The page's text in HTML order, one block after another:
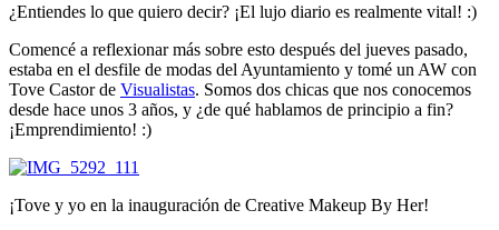
¿Entiendes lo que quiero decir? ¡El lujo diario es realmente vital! :)
Comencé a reflexionar más sobre esto después del jueves pasado,
estaba en el desfile de modas del Ayuntamiento y tomé un AW con
Tove Castor de Visualistas. Somos dos chicas que nos conocemos
desde hace unos 3 años, y ¿de qué hablamos de principio a fin?
¡Emprendimiento! :)
¡Tove y yo en la inauguración de Creative Makeup By Her!